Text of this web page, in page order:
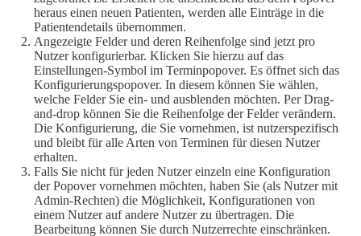
heraus einen neuen Patienten, werden alle Einträge in die
Patientendetails übernommen.
Angezeigte Felder und deren Reihenfolge sind jetzt pro
Nutzer konfigurierbar. Klicken Sie hierzu auf das
Einstellungen-Symbol im Terminpopover. Es öffnet sich das
Konfigurierungspopover. In diesem können Sie wählen,
welche Felder Sie ein- und ausblenden möchten. Per Drag-
and-drop können Sie die Reihenfolge der Felder verändern.
Die Konfigurierung, die Sie vornehmen, ist nutzerspezifisch
und bleibt für alle Arten von Terminen für diesen Nutzer
erhalten.
Falls Sie nicht für jeden Nutzer einzeln eine Konfiguration
der Popover vornehmen möchten, haben Sie (als Nutzer mit
Admin-Rechten) die Möglichkeit, Konfigurationen von
einem Nutzer auf andere Nutzer zu übertragen. Die
Bearbeitung können Sie durch Nutzerrechte einschränken.